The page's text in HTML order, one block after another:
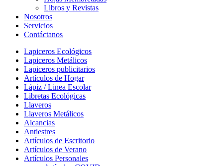
Libros y Revistas
Nosotros
Servicios
Contáctanos
Lapiceros Ecológicos
Lapiceros Metálicos
Lapiceros publicitarios
Artículos de Hogar
Lápiz / Linea Escolar
Libretas Ecológicas
Llaveros
Llaveros Metálicos
Alcancias
Antiestres
Artículos de Escritorio
Artículos de Verano
Artículos Personales